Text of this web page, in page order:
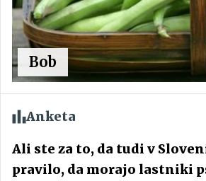
Bob
Anketa
Ali ste za to, da tudi v
pravilo, da morajo lastniki